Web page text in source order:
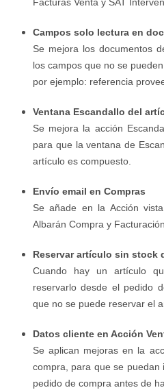
Facturas Venta y SAT
Campos solo lectura en
Se mejora los documentos
los campos que no se
por ejemplo: referencia
Ventana Escandallo del
Se mejora la acción
para que la ventana de
artículo es compuesto.
Envío email en Compras
Se añade en la Acción
Albarán Compra y
Reservar artículo sin stock
Cuando hay un artículo
reservarlo desde el pedido
que no se puede reservar el
Datos cliente en Acción
Se aplican mejoras en la
compra, para que se puedan
pedido de compra antes de